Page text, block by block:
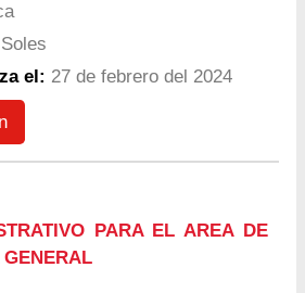
el: 27 de febrero del 2024
PARA EL AREA DE
GENERAL